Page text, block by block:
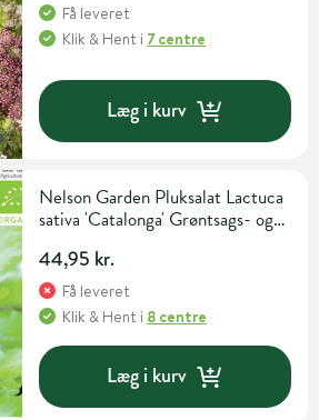
Få leveret
Klik & Hent i 7 centre
Læg i kurv
Nelson Garden Pluksalat Lactuca
sativa 'Catalonga' Grøntsags- og
44,95 kr.
Få leveret
Klik & Hent i 8 centre
Læg i kurv